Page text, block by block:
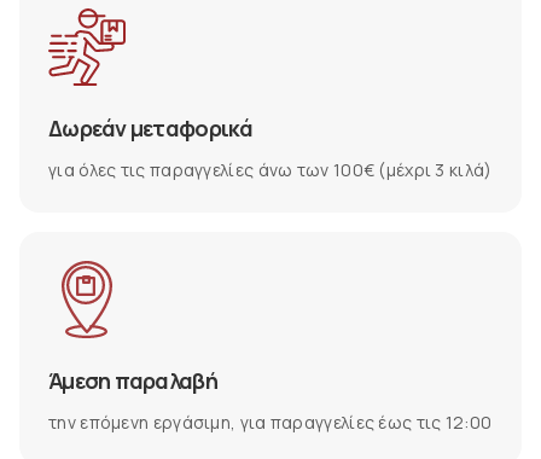
Δωρεάν μεταφορικά
για όλες τις παραγγελίες άνω των 100€ (μέχρι 3 κιλά)
Άμεση παραλαβή
την επόμενη εργάσιμη, για παραγγελίες έως τις 12:00